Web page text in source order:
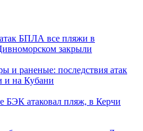
БПЛА все пляжи в
закрыли
и раненые: последствия атак
и на Кубани
БЭК атаковал пляж, в Керчи